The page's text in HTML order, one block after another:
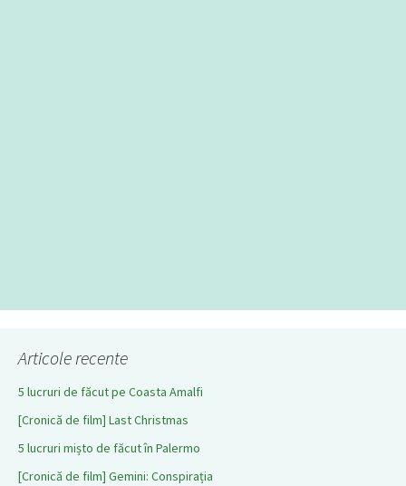
Articole recente
5 lucruri de făcut pe Coasta Amalfi
[Cronică de film] Last Christmas
5 lucruri mișto de făcut în Palermo
[Cronică de film] Gemini: Conspirația